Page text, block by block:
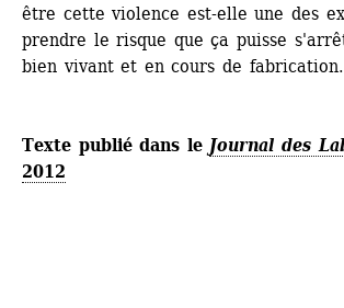
être cette violence est-elle une des
prendre le risque que ça puisse
bien vivant et en cours de fabrication.
Texte publié dans le Journal des
2012